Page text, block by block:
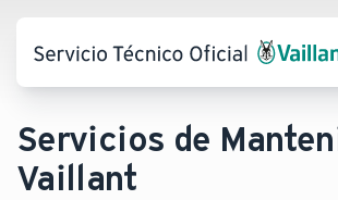
Servicios de
Vaillant